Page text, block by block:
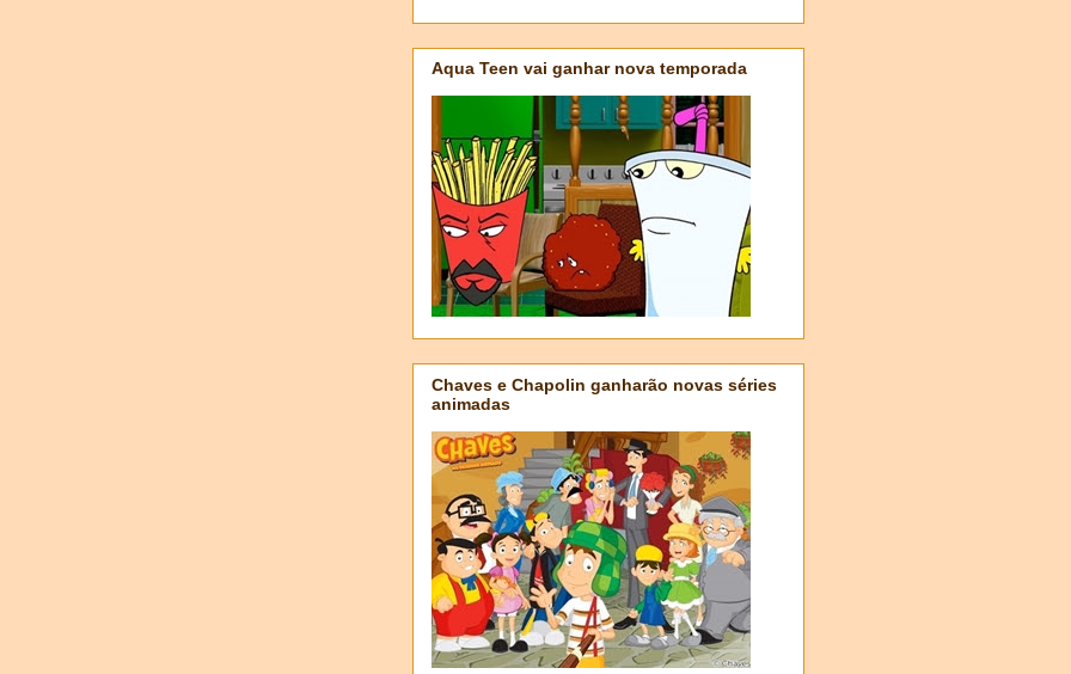
Aqua Teen vai ganhar nova temporada
Chaves e Chapolin ganharão novas séries
animadas